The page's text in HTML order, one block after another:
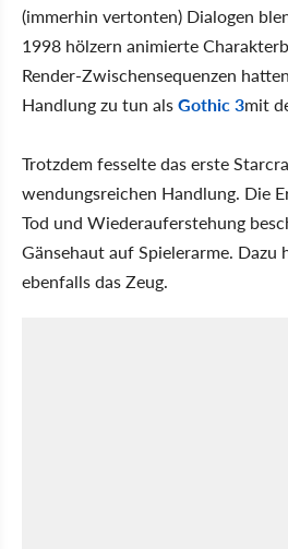
(immerhin vertonten) Dialogen
1998 hölzern animierte
Render-Zwischensequenzen
Handlung zu tun alsGothic 3mit
Trotzdem fesselte das erste
wendungsreichen Handlung. Die
Tod und Wiederauferstehung
Gänsehaut auf Spielerarme. Dazu
ebenfalls das Zeug.